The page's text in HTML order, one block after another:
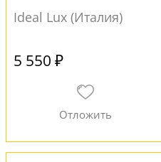
Ideal Lux (Италия)
5 550 ₽